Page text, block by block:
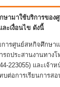
ามาใช้บริการขอ
ะเงื่อนไข ดังนี้
ารศูนย์สหกิจศึกษา
รถประสานงานทา
223055) และเจ้
บต่อการเรียนการส